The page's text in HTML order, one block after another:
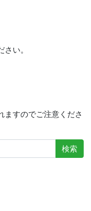
い。
ますのでご注意くださ